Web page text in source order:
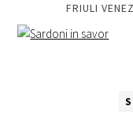
FRIULI